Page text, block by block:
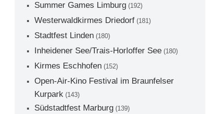
Summer Games Limburg (192)
Westerwaldkirmes Driedorf (181)
Stadtfest Linden (180)
Inheidener See/Trais-Horloffer See (180)
Kirmes Eschhofen (152)
Open-Air-Kino Festival im Braunfelser
Kurpark (143)
Südstadtfest Marburg (139)